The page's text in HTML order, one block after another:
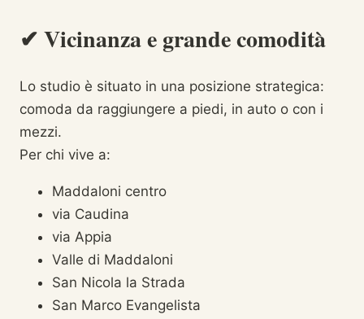
✔ Vicinanza e grande comodità
Lo studio è situato in una posizione strategica:
comoda da raggiungere a piedi, in auto o con i
mezzi.
Per chi vive a:
Maddaloni centro
via Caudina
via Appia
Valle di Maddaloni
San Nicola la Strada
San Marco Evangelista